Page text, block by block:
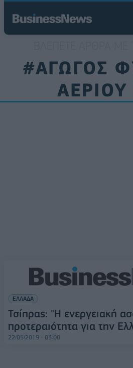
#ΑΓΩΓΟΣ
ΑΕΡΙΟΥ
ΕΛΛΑΔΑ
Τσίπρας: "Η ενεργειακή
προτεραιότητα για την
22/05/2019 - 03:00